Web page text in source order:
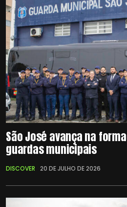
São José avança na
guardas municipais
DISCOVER 20 DE JULHO DE 2026